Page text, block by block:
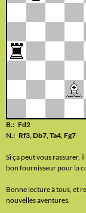
B.: Fd2
N.: Rf3, Db7, Ta4, Fg7
Si ça peut vous rassurer,
bon fournisseur pour la
Bonne lecture à tous, et
nouvelles aventures.